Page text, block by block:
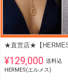
¥129,000 送料込
HERMES(エルメス)